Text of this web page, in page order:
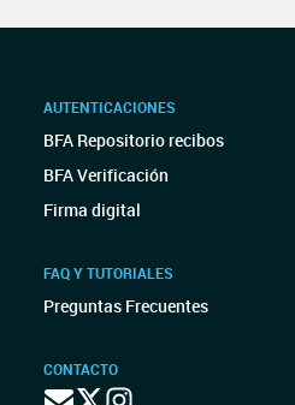
AUTENTICACIONES
BFA Repositorio recibos
BFA Verificación
Firma digital
FAQ Y TUTORIALES
Preguntas Frecuentes
CONTACTO